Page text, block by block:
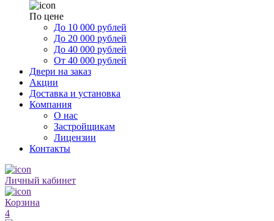
По цене
До 10 000 рублей
До 20 000 рублей
До 40 000 рублей
От 40 000 рублей
Двери на заказ
Акции
Доставка и установка
Компания
О нас
Застройщикам
Лицензии
Контакты
Личный кабинет
Корзина
4